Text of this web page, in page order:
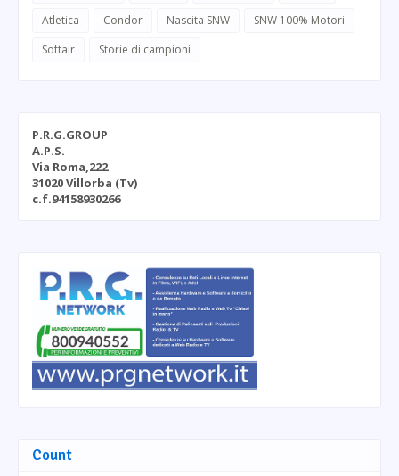
Atletica
Condor Nascita SNW
SNW 100% Motori
Softair
Storie di campioni
P.R.G.GROUP
A.P.S.
Via Roma,222
31020 Villorba (Tv)
c.f.94158930266
Count